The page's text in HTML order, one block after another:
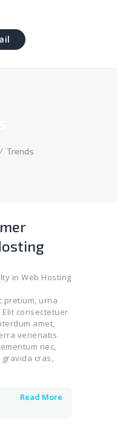
Trends
pretium, urna
consectetuer
amet,
venenatis
nec,
cras,
Read More